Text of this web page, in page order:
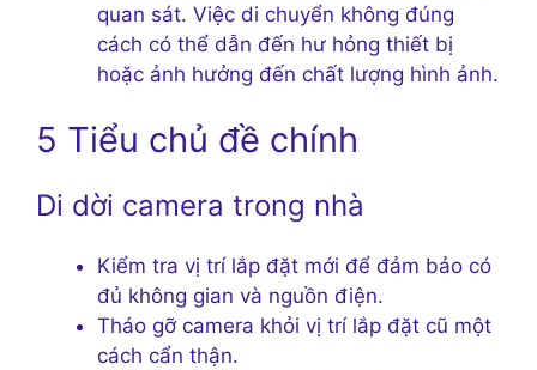
quan sát. Việc di chuyển không đúng
cách có thể dẫn đến hư hỏng thiết bị
hoặc ảnh hưởng đến chất lượng hình ảnh.
5 Tiểu chủ đề chính
Di dời camera trong nhà
Kiểm tra vị trí lắp đặt mới để đảm bảo có
đủ không gian và nguồn điện.
Tháo gỡ camera khỏi vị trí lắp đặt cũ một
cách cẩn thận.